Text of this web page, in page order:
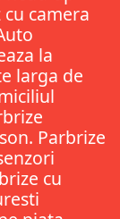
camera
la
larga de
Parbrize
cu